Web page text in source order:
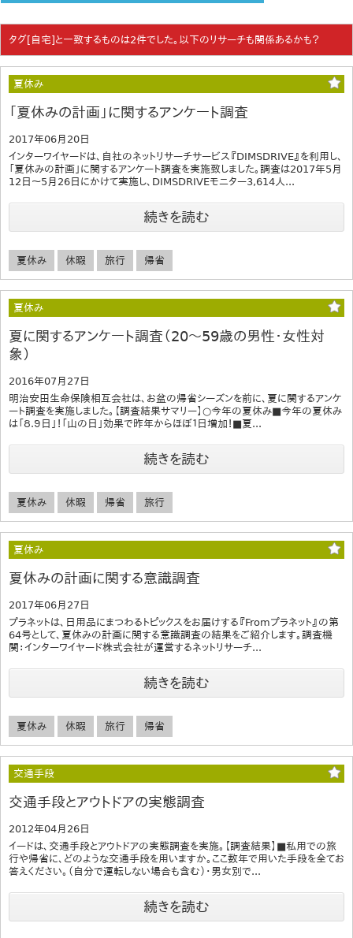
タグ[自宅]と一致するものは2件でした。以下のリサーチも関係あるかも？
夏休み
「夏休みの計画」に関するアンケート調査
2017年06月20日
インターワイヤードは、自社のネットリサーチサービス『DIMSDRIVE』を利用し、
「夏休みの計画」に関するアンケート調査を実施致しました。調査は2017年5月
12日～5月26日にかけて実施し、DIMSDRIVEモニター3,614人...
続きを読む
夏休み 休暇 旅行 帰省
夏休み
夏に関するアンケート調査（20～59歳の男性・女性対
象）
2016年07月27日
明治安田生命保険相互会社は、お盆の帰省シーズンを前に、夏に関するアンケ
ート調査を実施しました。【調査結果サマリー】○今年の夏休み■今年の夏休み
は「８.９日」！「山の日」効果で昨年からほぼ１日増加！■夏...
続きを読む
夏休み 休暇 帰省 旅行
夏休み
夏休みの計画に関する意識調査
2017年06月27日
プラネットは、日用品にまつわるトピックスをお届けする『Fromプラネット』の第
64号として、夏休みの計画に関する意識調査の結果をご紹介します。調査機
関：インターワイヤード株式会社が運営するネットリサーチ...
続きを読む
夏休み 休暇 旅行 帰省
交通手段
交通手段とアウトドアの実態調査
2012年04月26日
イードは、交通手段とアウトドアの実態調査を実施。【調査結果】■私用での旅
行や帰省に、どのような交通手段を用いますか。ここ数年で用いた手段を全てお
答えください。（自分で運転しない場合も含む）・男女別で...
続きを読む